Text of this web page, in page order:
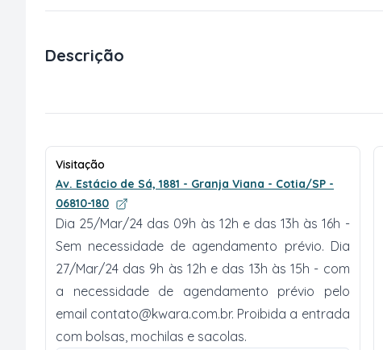
Descrição
Visitação
Av. Estácio de Sá, 1881 - Granja Viana - Cotia/SP -
06810-180
Dia 25/Mar/24 das 09h às 12h e das 13h às 16h -
Sem necessidade de agendamento prévio. Dia
27/Mar/24 das 9h às 12h e das 13h às 15h - com
a necessidade de agendamento prévio pelo
email contato@kwara.com.br. Proibida a entrada
com bolsas, mochilas e sacolas.